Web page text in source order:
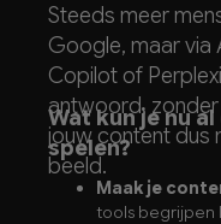
Steeds meer
Google, maar via
Copilot of
antwoord, zonder
jouw content dus
beeld.
Wat kun je nu
spelen?
Maak je
tools begrijpen